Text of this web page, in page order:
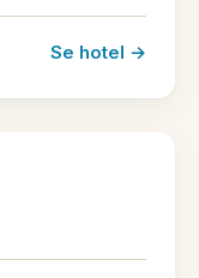
Se hotel →